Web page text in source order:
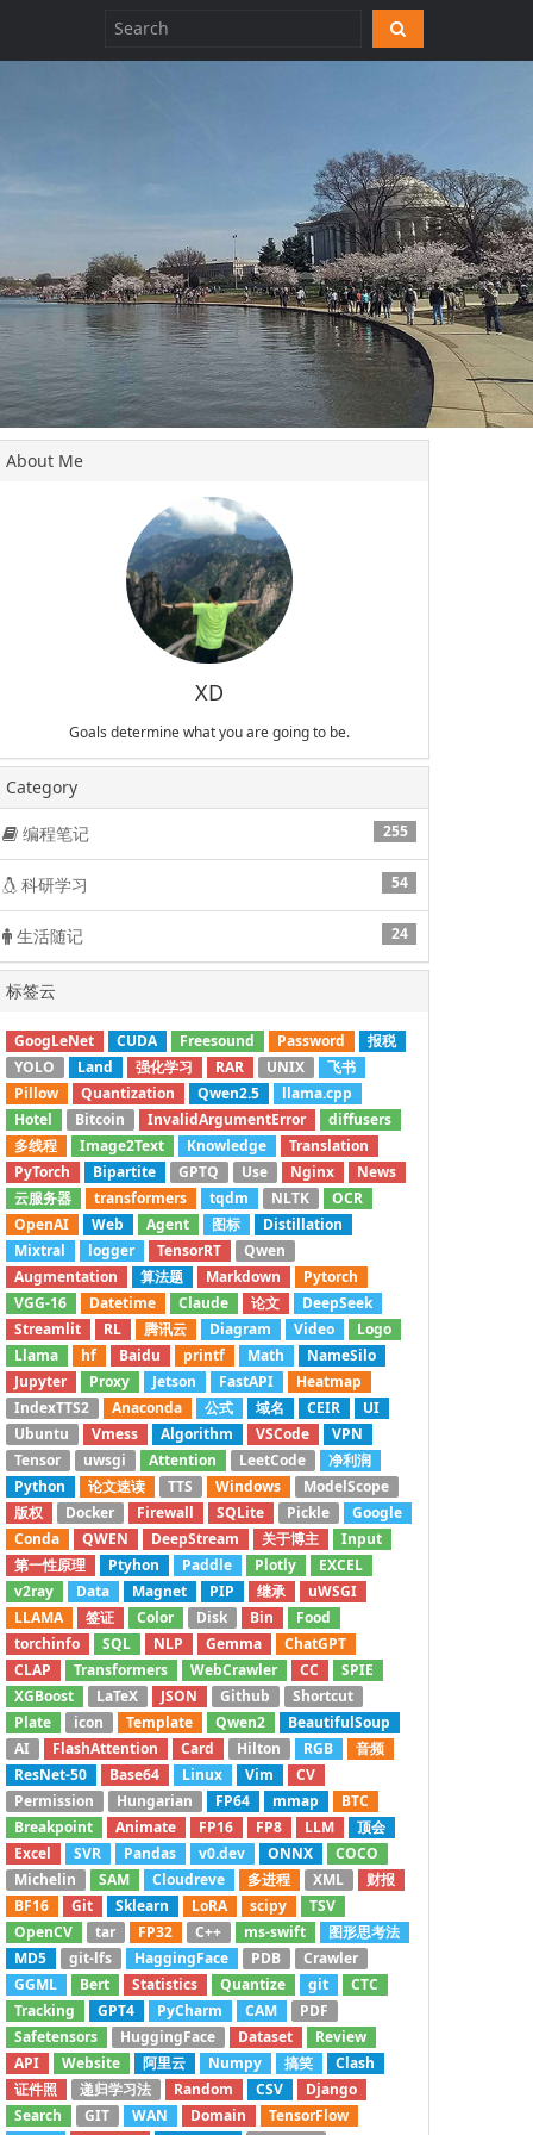
About Me
XD
Goals determine what you are going to be.
Category
编程笔记 255
科研学习 54
生活随记 24
标签云
GoogLeNet CUDA Freesound Password
报税
YOLO
Land 强化学习 RAR UNIX
飞书
Pillow
Quantization Qwen2.5
llama.cpp
Hotel
Bitcoin InvalidArgumentError
diffusers
多线程
Image2Text Knowledge
Translation
PyTorch
Bipartite GPTQ Use Nginx
News
云服务器
transformers tqdm NLTK
OCR
OpenAI
Web Agent 图标
Distillation
Mixtral
logger TensorRT
Qwen
Augmentation
算法题 Markdown
Pytorch
VGG-16
Datetime Claude 论文
DeepSeek
Streamlit
RL 腾讯云 Diagram Video
Logo
Llama
hf Baidu printf Math
NameSilo
Jupyter
Proxy Jetson FastAPI
Heatmap
IndexTTS2
Anaconda 公式 域名 CEIR
UI
Ubuntu
Vmess Algorithm VSCode
VPN
Tensor
uwsgi Attention LeetCode
净利润
Python
论文速读 TTS Windows
ModelScope
版权
Docker Firewall SQLite Pickle
Google
Conda
QWEN DeepStream 关于博主
Input
第一性原理
Ptyhon Paddle Plotly
EXCEL
v2ray
Data Magnet PIP 继承
uWSGI
LLAMA
签证 Color Disk Bin
Food
torchinfo
SQL NLP Gemma
ChatGPT
CLAP
Transformers WebCrawler CC
SPIE
XGBoost
LaTeX JSON Github
Shortcut
Plate
icon Template Qwen2
BeautifulSoup
AI
FlashAttention Card Hilton RGB
音频
ResNet-50
Base64 Linux Vim
CV
Permission
Hungarian FP64 mmap
BTC
Breakpoint
Animate FP16 FP8 LLM
顶会
Excel
SVR Pandas v0.dev ONNX
COCO
Michelin
SAM Cloudreve 多进程 XML
财报
BF16
Git Sklearn LoRA scipy
TSV
OpenCV
tar FP32 C++ ms-swift
图形思考法
MD5
git-lfs HaggingFace PDB
Crawler
GGML
Bert Statistics Quantize git
CTC
Tracking
GPT4 PyCharm CAM
PDF
Safetensors
HuggingFace Dataset
Review
API
Website 阿里云 Numpy 搞笑
Clash
证件照
递归学习法 Random CSV
Django
Search
GIT WAN Domain
TensorFlow